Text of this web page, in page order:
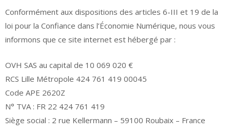
Conformément aux dispositions des articles 6-III et 19 de la
loi pour la Confiance dans l’Économie Numérique, nous vous
informons que ce site internet est hébergé par :
OVH SAS au capital de 10 069 020 €
RCS Lille Métropole 424 761 419 00045
Code APE 2620Z
N° TVA : FR 22 424 761 419
Siège social : 2 rue Kellermann – 59100 Roubaix – France